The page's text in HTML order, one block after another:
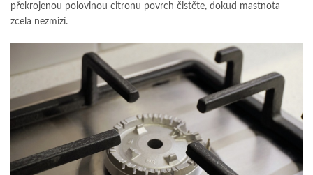
překrojenou polovinou citronu povrch čistěte, dokud mastnota
zcela nezmizí.